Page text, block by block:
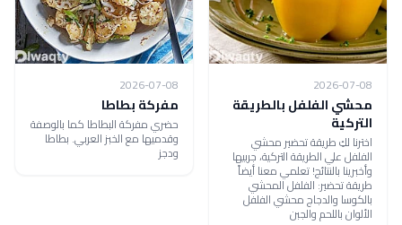
2026-07-08
محشي الفلفل بالطريقة
التركية
اخترنا لكِ طريقة تحضير محشي
الفلفل علي الطريقة التركية، جربيها
وأخبرينا بالنتائج! تعلمي معنا أيضاً
طريقة تحضير: الفلفل المحشي
بالكوسا والدجاج محشي الفلفل
الألوان باللحم والجبن
2026-07-08
مفركة بطاطا
حضري مفركة البطاطا كما بالوصفة
وقدميها مع الخبز العربي. بطاطا
ودجز